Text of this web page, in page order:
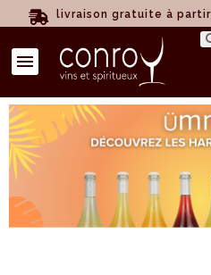
livraison gratuite à